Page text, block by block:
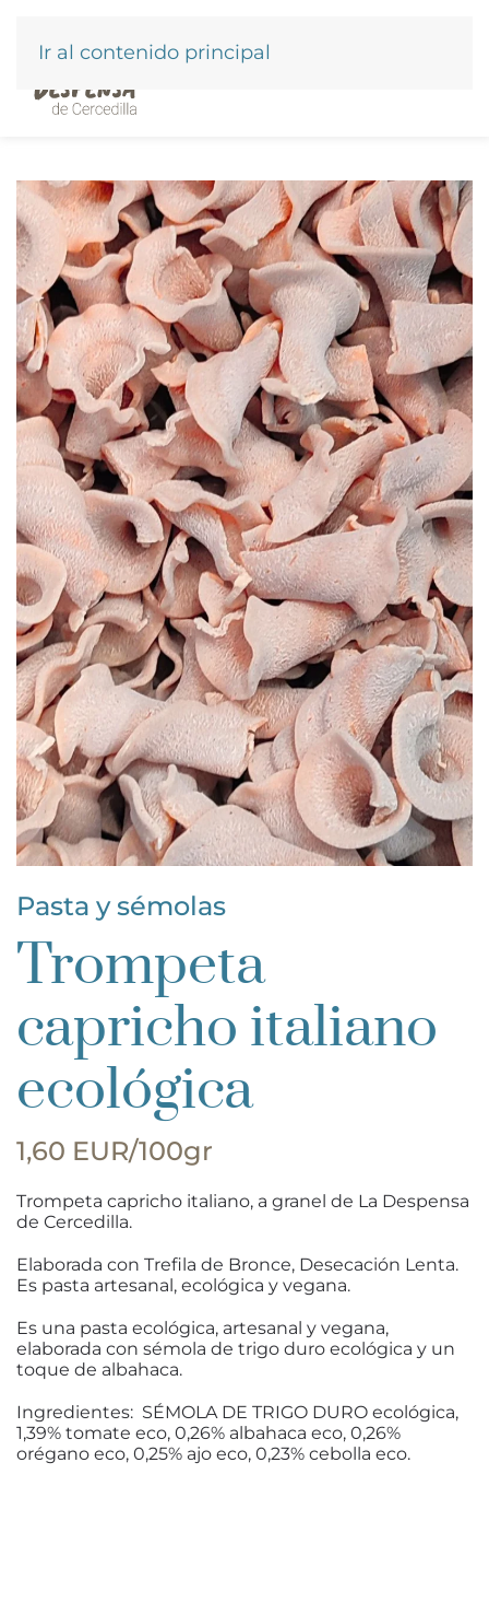
Ir al contenido principal
Pasta y sémolas
Trompeta
capricho italiano
ecológica
1,60 EUR/100gr
Trompeta capricho italiano, a granel de La Despensa
de Cercedilla.
Elaborada con Trefila de Bronce, Desecación Lenta.
Es pasta artesanal, ecológica y vegana.
Es una pasta ecológica, artesanal y vegana,
elaborada con sémola de trigo duro ecológica y un
toque de albahaca.
Ingredientes: SÉMOLA DE TRIGO DURO ecológica,
1,39% tomate eco, 0,26% albahaca eco, 0,26%
orégano eco, 0,25% ajo eco, 0,23% cebolla eco.